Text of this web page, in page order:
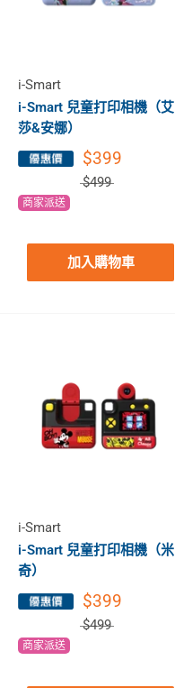
i-Smart
i-Smart 兒童打印相機（艾
莎&安娜）
$399
$499
商家派送
加入購物車
i-Smart
i-Smart 兒童打印相機（米
奇）
$399
$499
商家派送